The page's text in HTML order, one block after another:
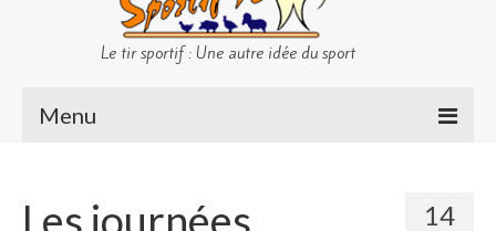
Le tir sportif : Une autre idée du sport
Menu
Sécurité 14
Les journées